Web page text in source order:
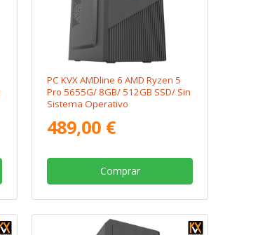
PC KVX AMDline 6 AMD Ryzen 5
Pro 5655G/ 8GB/ 512GB SSD/ Sin
Sistema Operativo
489,00 €
Comprar